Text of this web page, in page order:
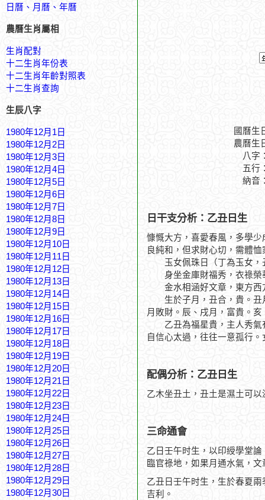
日曆、月曆、年曆
農曆生肖屬相
生肖配對
十二生肖年份表
十二生肖年齡對照表
十二生肖查詢
生辰八字
1980年12月1日
1980年12月2日
1980年12月3日
1980年12月4日
1980年12月5日
1980年12月6日
1980年12月7日
1980年12月8日
1980年12月9日
1980年12月10日
1980年12月11日
1980年12月12日
1980年12月13日
1980年12月14日
1980年12月15日
1980年12月16日
1980年12月17日
1980年12月18日
1980年12月19日
1980年12月20日
1980年12月21日
1980年12月22日
1980年12月23日
1980年12月24日
1980年12月25日
1980年12月26日
1980年12月27日
1980年12月28日
1980年12月29日
1980年12月30日
國曆生
農曆生
八字
五行
納音
日干支分析：乙丑日生
慷慨大方，喜愛春風，多學
良純和，但求財心切，需體恤
玉女佩珠日（丁為玉女，
身坐金庫財福秀，衣祿榮
金水相涵好文章，東方西
生於子月，丑合，貴。丑
月敗財。辰、戌月，富貴。
乙丑為福星貴，主人秀氣
自信心太過，往往一意孤行
配偶分析：乙丑日生
乙木坐丑土，丑土是濕土可
三命通會
乙日壬午时生，以印綬學堂
臨官祿地，如果月通水氣，
乙丑日壬午时生，生於春夏
吉利。